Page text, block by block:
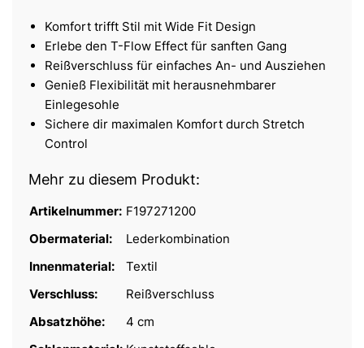
Komfort trifft Stil mit Wide Fit Design
Erlebe den T-Flow Effect für sanften Gang
Reißverschluss für einfaches An- und Ausziehen
Genieß Flexibilität mit herausnehmbarer
Einlegesohle
Sichere dir maximalen Komfort durch Stretch
Control
Mehr zu diesem Produkt:
Artikelnummer: F197271200
Obermaterial:
Lederkombination
Innenmaterial:
Textil
Verschluss:
Reißverschluss
Absatzhöhe:
4 cm